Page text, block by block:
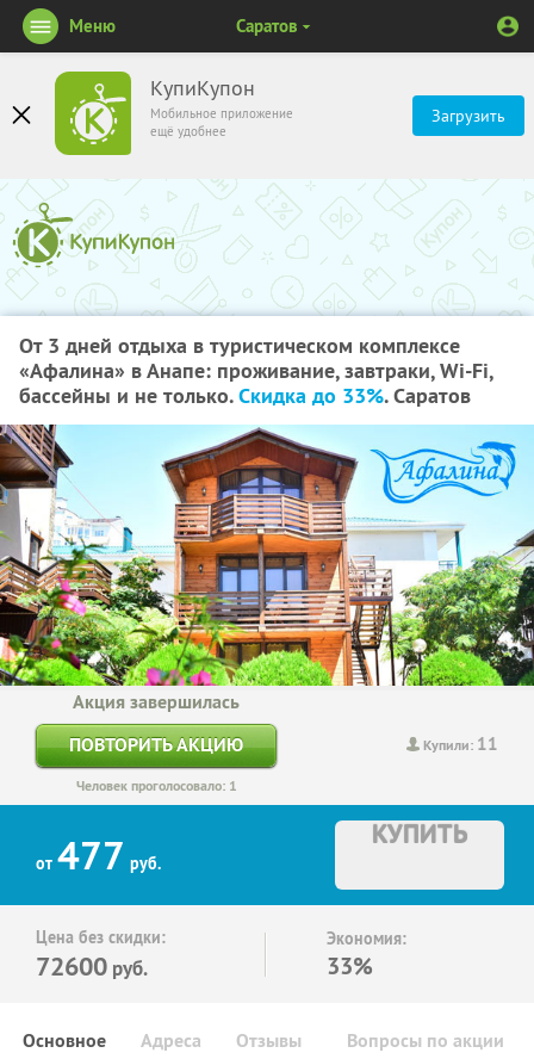
КупиКупон
Мобильное приложение
ещё удобнее
Загрузить
Меню Саратов
От 3 дней отдыха в туристическом комплексе
«Афалина» в Анапе: проживание, завтраки, Wi-Fi,
бассейны и не только.Скидка до 33%. Саратов
Купили: 11
Акция завершилась
ПОВТОРИТЬ АКЦИЮ
Человек проголосовало: 1
от 477 руб.
КУПИТЬ
Цена без скидки:
72600 руб.
Экономия:
33%
Основное Отзывы Вопросы по акции
Адреса